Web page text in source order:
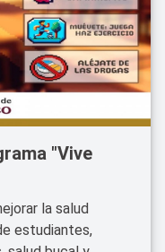
"Vive
la salud
estudiantes,